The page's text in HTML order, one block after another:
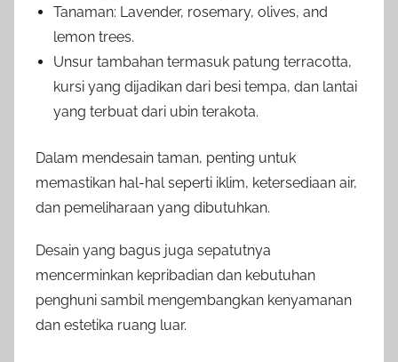
Tanaman: Lavender, rosemary, olives, and
lemon trees.
Unsur tambahan termasuk patung terracotta,
kursi yang dijadikan dari besi tempa, dan lantai
yang terbuat dari ubin terakota.
Dalam mendesain taman, penting untuk
memastikan hal-hal seperti iklim, ketersediaan air,
dan pemeliharaan yang dibutuhkan.
Desain yang bagus juga sepatutnya
mencerminkan kepribadian dan kebutuhan
penghuni sambil mengembangkan kenyamanan
dan estetika ruang luar.